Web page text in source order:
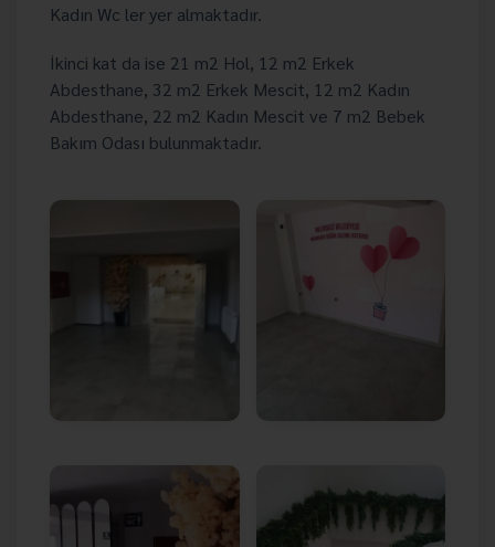
Kadın Wc ler yer almaktadır.
İkinci kat da ise 21 m2 Hol, 12 m2 Erkek
Abdesthane, 32 m2 Erkek Mescit, 12 m2 Kadın
Abdesthane, 22 m2 Kadın Mescit ve 7 m2 Bebek
Bakım Odası bulunmaktadır.